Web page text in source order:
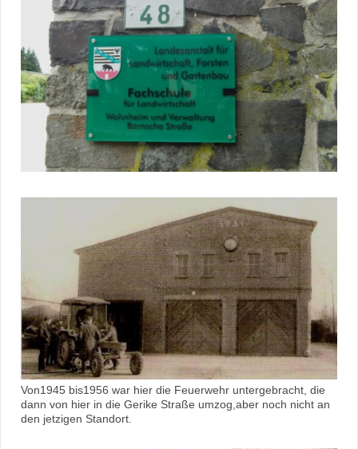
Von1945 bis1956 war hier die Feuerwehr untergebracht, die
dann von hier in die Gerike Straße umzog,aber noch nicht an
den jetzigen Standort.